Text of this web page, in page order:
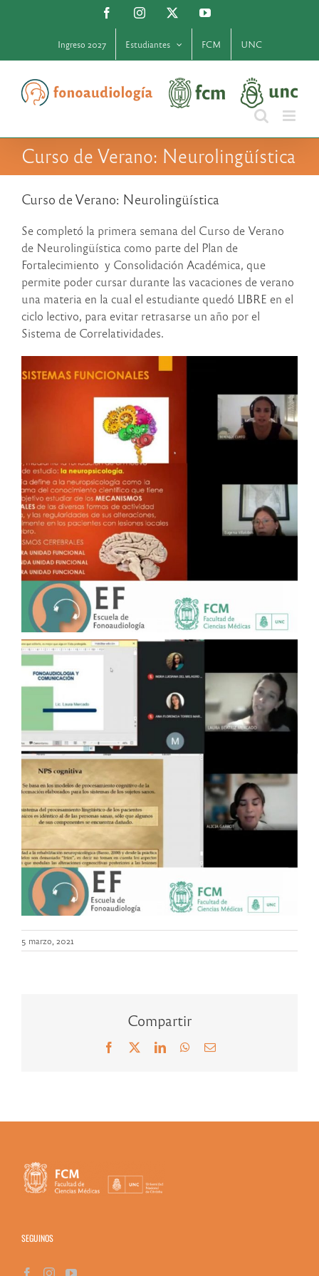
FacebookInstagram YouTube
Ingreso 2027 Estudiantes FCM UNC
Curso de Verano: Neurolingüística
Curso de Verano: Neurolingüística
Se completó la primera semana del Curso de Verano
de Neurolingüística como parte del Plan de
Fortalecimiento y Consolidación Académica, que
permite poder cursar durante las vacaciones de verano
una materia en la cual el estudiante quedó LIBRE en el
ciclo lectivo, para evitar retrasarse un año por el
Sistema de Correlatividades.
5 marzo, 2021
Compartir
Facebook LinkedInWhatsApp
Correo
SEGUINOS